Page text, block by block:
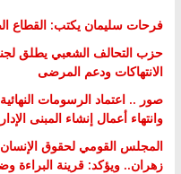
فرحات سليمان يكتب: القطاع
حزب التحالف الشعبي يطلق
الانتهاكات ودعم المرضى
صور .. اعتماد الرسومات
وانتهاء أعمال إنشاء المبنى
المجلس القومي لحقوق
زهران.. ويؤكد: قرينة البراءة